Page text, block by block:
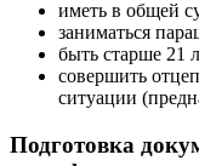
иметь в общей
заниматься
быть старше 21
совершить
ситуации
Подготовка